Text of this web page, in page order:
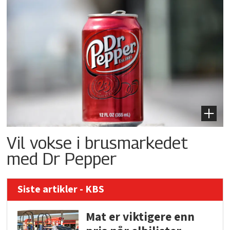
Vil vokse i brusmarkedet
med Dr Pepper
Siste artikler - KBS
Mat er viktigere enn